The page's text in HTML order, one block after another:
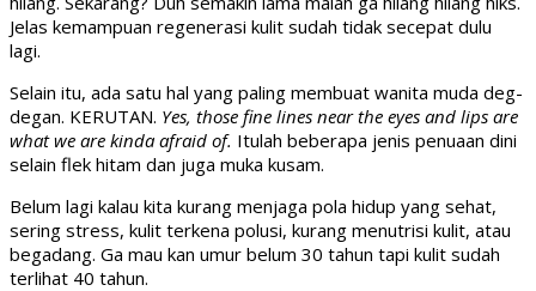
Jelas kemampuan regenerasi kulit sudah tidak secepat dulu
lagi.
Selain itu, ada satu hal yang paling membuat wanita muda deg-
degan. KERUTAN. Yes, those fine lines near the eyes and lips are
what we are kinda afraid of. Itulah beberapa jenis penuaan dini
selain flek hitam dan juga muka kusam.
Belum lagi kalau kita kurang menjaga pola hidup yang sehat,
sering stress, kulit terkena polusi, kurang menutrisi kulit, atau
begadang. Ga mau kan umur belum 30 tahun tapi kulit sudah
terlihat 40 tahun.